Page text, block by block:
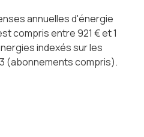
annuelles d'énergie
compris entre 921 € et 1
indexés sur les
(abonnements compris).